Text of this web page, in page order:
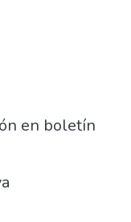
en boletín